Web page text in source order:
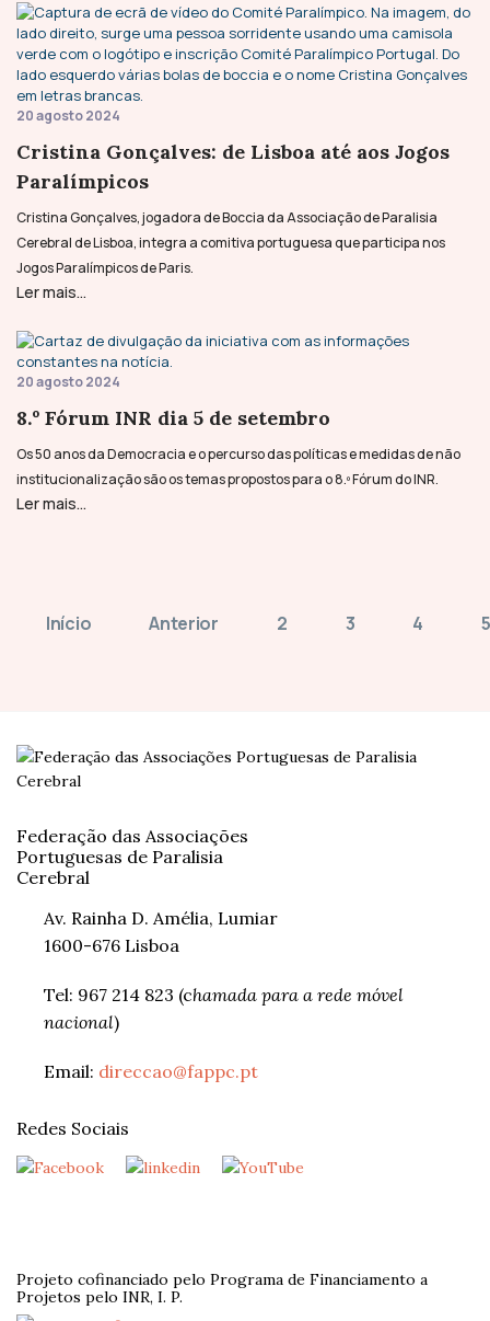
20 agosto 2024
Cristina Gonçalves: de Lisboa até aos Jogos
Paralímpicos
Cristina Gonçalves, jogadora de Boccia da Associação de Paralisia
Cerebral de Lisboa, integra a comitiva portuguesa que participa nos
Jogos Paralímpicos de Paris.
Ler mais...
20 agosto 2024
8.º Fórum INR dia 5 de setembro
Os 50 anos da Democracia e o percurso das políticas e medidas de não
institucionalização são os temas propostos para o 8.º Fórum do INR.
Ler mais...
Início Anterior 2 3 4 5
Federação das Associações
Portuguesas de Paralisia
Cerebral
Av. Rainha D. Amélia, Lumiar
1600-676 Lisboa
Tel: 967 214 823 (chamada para a rede móvel
nacional)
Email: direccao@fappc.pt
Redes Sociais
Projeto cofinanciado pelo Programa de Financiamento a
Projetos pelo INR, I. P.